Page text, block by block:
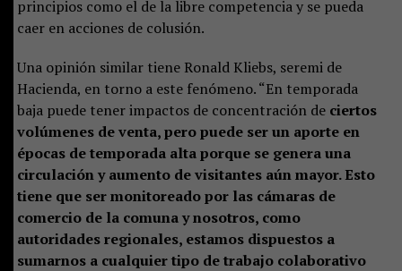
principios como el de la libre competencia y se pueda
caer en acciones de colusión.
Una opinión similar tiene Ronald Kliebs, seremi de
Hacienda, en torno a este fenómeno. “En temporada
baja puede tener impactos de concentración de ciertos
volúmenes de venta, pero puede ser un aporte en
épocas de temporada alta porque se genera una
circulación y aumento de visitantes aún mayor. Esto
tiene que ser monitoreado por las cámaras de
comercio de la comuna y nosotros, como
autoridades regionales, estamos dispuestos a
sumarnos a cualquier tipo de trabajo colaborativo